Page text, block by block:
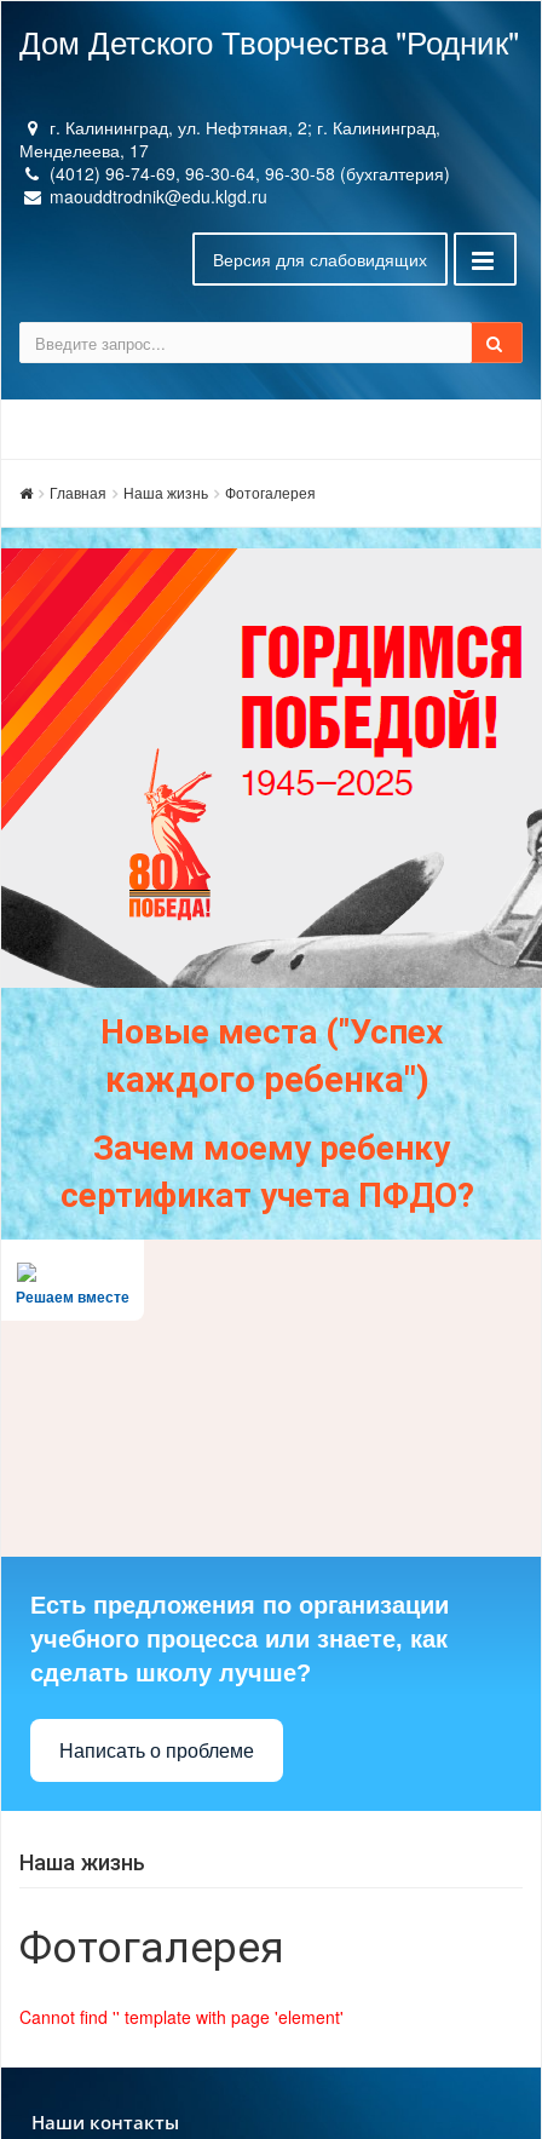
Дом Детского Творчества "Родник"
г. Калининград, ул. Нефтяная, 2; г. Калининград,
Менделеева, 17
(4012) 96-74-69, 96-30-64, 96-30-58 (бухгалтерия)
maouddtrodnik@edu.klgd.ru
Версия для слабовидящих
Главная Наша жизнь Фотогалерея
Новые места ("Успех
каждогоребенка")
Зачем моему ребенку
сертификат учета ПФДО?
Решаем вместе
Есть предложения по организации
учебного процесса или знаете, как
сделать школу лучше?
Написать о проблеме
Наша жизнь
Фотогалерея
Cannot find '' template with page 'element'
Наши контакты